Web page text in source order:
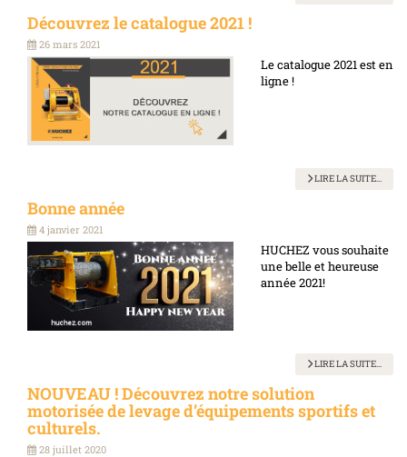
Découvrez le catalogue 2021 !
26 mars 2021
Le catalogue 2021 est en
ligne !
LIRE LA SUITE...
Bonne année
4 janvier 2021
HUCHEZ vous souhaite
une belle et heureuse
année 2021!
LIRE LA SUITE...
NOUVEAU ! Découvrez notre solution
motorisée de levage d’équipements sportifs et
culturels.
28 juillet 2020